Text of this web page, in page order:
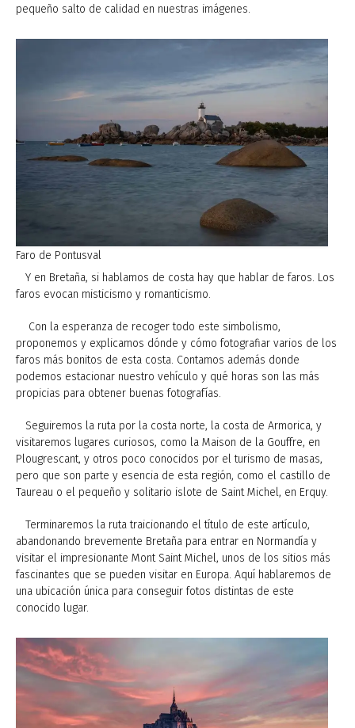
pequeño salto de calidad en nuestras imágenes.
Faro de Pontusval
Y en Bretaña, si hablamos de costa hay que hablar de faros. Los
faros evocan misticismo y romanticismo.
Con la esperanza de recoger todo este simbolismo,
proponemos y explicamos dónde y cómo fotografiar varios de los
faros más bonitos de esta costa. Contamos además donde
podemos estacionar nuestro vehículo y qué horas son las más
propicias para obtener buenas fotografías.
Seguiremos la ruta por la costa norte, la costa de Armorica, y
visitaremos lugares curiosos, como la Maison de la Gouffre, en
Plougrescant, y otros poco conocidos por el turismo de masas,
pero que son parte y esencia de esta región, como el castillo de
Taureau o el pequeño y solitario islote de Saint Michel, en Erquy.
Terminaremos la ruta traicionando el título de este artículo,
abandonando brevemente Bretaña para entrar en Normandía y
visitar el impresionante Mont Saint Michel, unos de los sitios más
fascinantes que se pueden visitar en Europa. Aquí hablaremos de
una ubicación única para conseguir fotos distintas de este
conocido lugar.